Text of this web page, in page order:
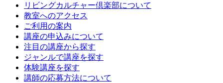
リビングカルチャー倶楽部について
教室へのアクセス
ご利用の案内
講座の申込みについて
注目の講座から探す
ジャンルで講座を探す
体験講座を探す
講師の応募方法について